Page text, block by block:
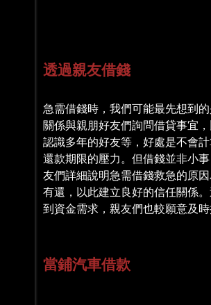
透過親友借錢
急需借錢時，我們可能最先想到
關係與親朋好友們詢問借貸事宜，
認識多年的好友等，好處是不會
還款期限的壓力。但借錢並非小
友們詳細說明急需借錢救急的原
有還，以此建立良好的信任關係
到資金需求，親友們也較願意及時
當鋪汽車借款